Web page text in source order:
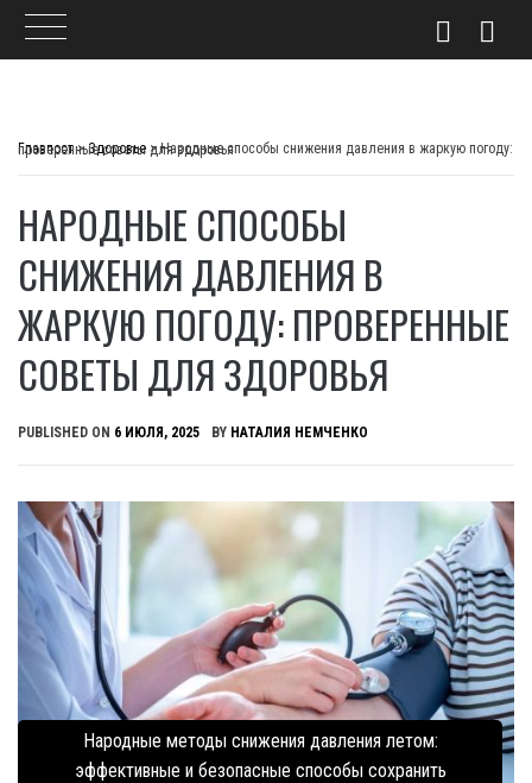
Главпост>Здоровье >
Народные способы снижения давления в жаркую погоду: проверенные советы для здоровья
НАРОДНЫЕ СПОСОБЫ
СНИЖЕНИЯ ДАВЛЕНИЯ В
ЖАРКУЮ ПОГОДУ: ПРОВЕРЕННЫЕ
СОВЕТЫ ДЛЯ ЗДОРОВЬЯ
PUBLISHED ON 6 ИЮЛЯ, 2025 BY НАТАЛИЯ НЕМЧЕНКО
Народные методы снижения давления летом:
эффективные и безопасные способы сохранить